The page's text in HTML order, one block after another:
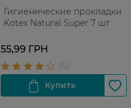
Гигиенические прокладки
Kotex Natural Super 7 шт
55,99 ГРН